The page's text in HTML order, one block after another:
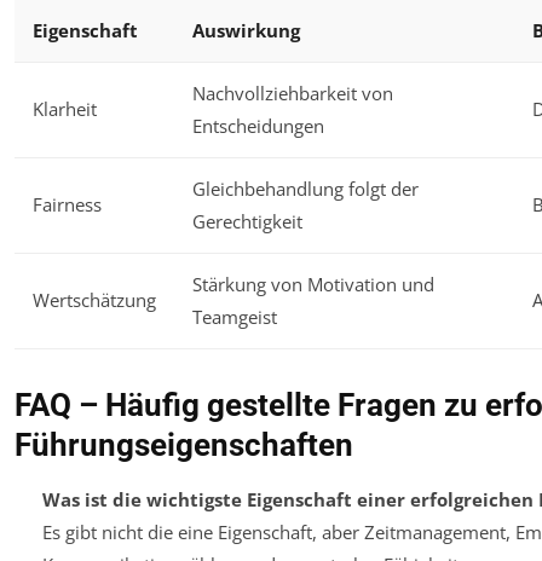
Eigenschaft Auswirkung
Klarheit
Nachvollziehbarkeit von
Entscheidungen
Fairness
Gleichbehandlung folgt der
Gerechtigkeit
Wertschätzung
Stärkung von Motivation und
Teamgeist
FAQ – Häufig gestellte Fragen zu
Führungseigenschaften
Was ist die wichtigste Eigenschaft einer erfolgreichen
Es gibt nicht die eine Eigenschaft, aber Zeitmanagement,